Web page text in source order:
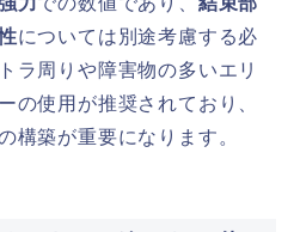
については別途考慮する必
ラ周りや障害物の多いエリ
の使用が推奨されており、
構築が重要になります。